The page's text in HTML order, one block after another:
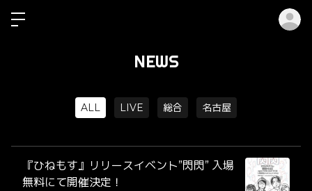
NEWS
ALL LIVE 総合 名古屋
『ひねもす』リリースイベント”閃閃” 入場
無料にて開催決定！